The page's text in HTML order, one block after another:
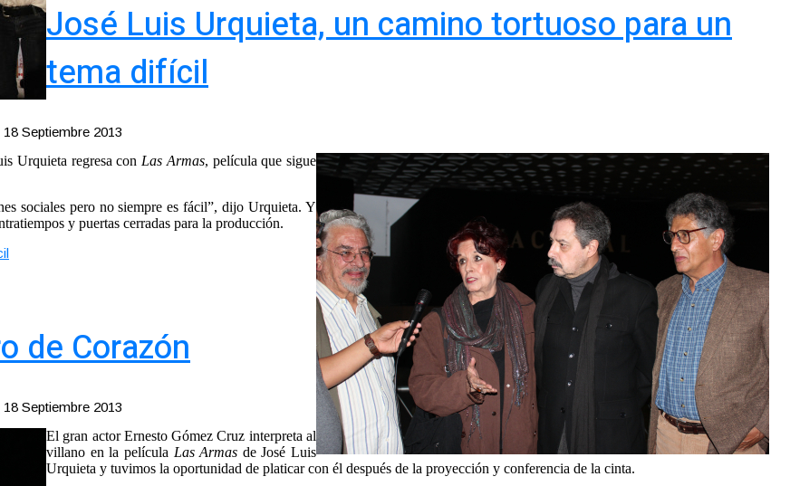
José Luis Urquieta, un camino tortuoso para un
tema difícil
18 Septiembre 2013
Urquieta regresa con Las Armas, película que sigue
sociales pero no siempre es fácil”, dijo Urquieta. Y
y puertas cerradas para la producción.
de Corazón
18 Septiembre 2013
El gran actor Ernesto Gómez Cruz interpreta al
villano en la película Las Armas de José Luis
Urquieta y tuvimos la oportunidad de platicar con él después de la proyección y conferencia de la cinta.